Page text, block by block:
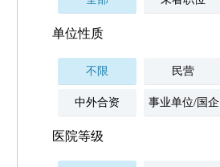
单位性质
不限 民营
中外合资 事业单位/国企
医院等级